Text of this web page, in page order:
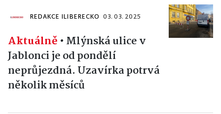
REDAKCE ILIBERECKO 03. 03. 2025
Aktuálně • Mlýnská ulice v
Jablonci je od pondělí
neprůjezdná. Uzavírka potrvá
několik měsíců